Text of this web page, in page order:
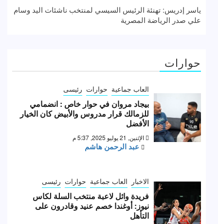
ياسر إدريس: تهنئة الرئيس السيسي لمنتخب ناشئات اليد وسام
علي صدر الرياضة المصرية
حوارات
العاب جماعية حوارات رئيسى
بيجاد مروان في حوار خاص : انضمامي
للزمالك قرار مدروس والأبيض كان الخيار
الأفضل
الإثنين, 21 يوليو 2025, 5:37 م
عبد الرحمن هاشم
الاخبار العاب جماعية حوارات رئيسى
فريدة وائل لاعبة منتخب السلة لكاس
نيوز: أوغندا خصم عنيد وقادرون على
التأهل